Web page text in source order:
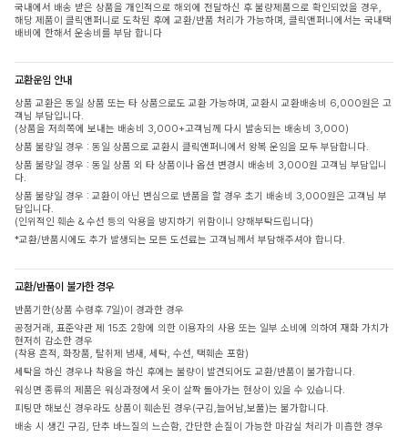
국내에서 배송 받은 상품을 개인적으로 해외에 전달하신 후 불량제품으로 확인되었을 경우,
해당 제품이 클릭앤퍼니로 도착된 후에 교환/반품 처리가 가능하며, 클릭앤퍼니에서는 국내택
배비에 한해서 운송비를 부담 합니다
교환운임 안내
상품 교환은 동일 상품 또는 타 상품으로도 교환 가능하며, 교환시 교환배송비 6,000원은 고
객님 부담입니다.
(상품을 저희쪽에 보내는 배송비 3,000+고객님께 다시 발송되는 배송비 3,000)
상품 불량일 경우 : 동일 상품으로 교환시 클릭앤퍼니에서 왕복 운임을 모두 부담합니다.
상품 불량일 경우 : 동일 상품 외 타 상품이나 옵션 변경시 배송비 3,000원 고객님 부담입니
다.
상품 불량일 경우 : 교환이 아닌 변심으로 반품을 할 경우 초기 배송비 3,000원은 고객님 부
담입니다.
(인위적인 훼손 & 수선 등의 악용을 방지하기 위함이니 양해부탁드립니다)
*교환/반품시에도 추가 발생되는 모든 도선료는 고객님께서 부담해주셔야 합니다.
교환/반품이 불가한 경우
반품기한(상품 수령후 7일)이 경과한 경우
공정거래, 표준약관 제 15조 2항에 의한 이용자의 사용 또는 일부 소비에 의하여 재화 가치가
현저히 감소한 경우
(착용 흔적, 화장품, 탈취제 냄새, 세탁, 수선, 택훼손 포함)
세탁을 하신 경우나 착용을 하신 후에는 불량이 발견되어도 교환/반품이 불가합니다.
워싱면 종류의 제품은 워싱과정에서 옷이 살짝 돌아가는 현상이 있을 수 있습니다.
피팅만 해보신 경우라도 상품이 훼손된 경우(구김,늘어남,보풀)는 불가합니다.
배송 시 생긴 구김, 단추 바느질의 느슨함, 간단한 손질이 가능한 마감실 처리가 미흡한 경우